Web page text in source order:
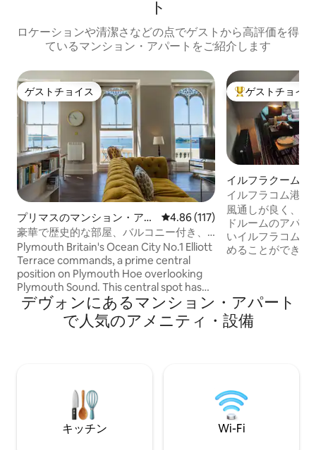
ト
ロケーションや清潔さなどの点でゲストから高評価を得
ているマンション・アパートをご紹介します
ゲストチョイス
ゲストチョイス
プリマスのマンション・アパ
ート
レビュー117件、5つ星中4.86つ
4.86 (117)
豪華で歴史的な部屋、バルコニー付き、
素晴らしい海の景色
Plymouth Britain's Ocean City No.1 Elliott
Terrace commands, a prime central
position on Plymouth Hoe overlooking
Plymouth Sound. This central spot has
an unparalleled location to enjoy the
splendid ocean views with constantly
changing activity both on Plymouth
Italianate building with dual aspect
windows uniquely giving fabulous views
大好評のゲスト
ゲストチョイス
イルフラクームの
ン・アパート
イルフラコム港を
風通しが良く、明
ドルームのアパ
いイルフラコム港
めることができま
にぴったりです
いアクティビティ
素晴らしいレスト
です。 トンネル
デヴォンにあるマンション・アパート
で人気のアメニティ・設備
キッチン Wi-Fi